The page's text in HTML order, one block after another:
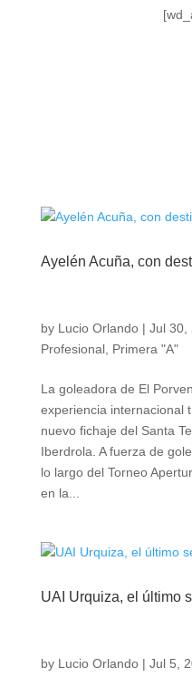
Ayelén Acuña, con
by Lucio Orlando| Jul 30,
Profesional, Primera "A"
La goleadora de El
experiencia internacional
nuevo fichaje del Santa
Iberdrola. A fuerza de
lo largo del Torneo
en la...
UAI Urquiza, el último
by Lucio Orlando| Jul 5,